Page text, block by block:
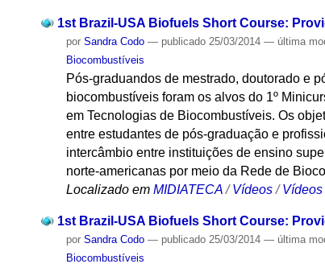
1st Brazil-USA Biofuels Short Course:
porSandra Codo — publicado 25/03/2014— última
Biocombustíveis
Pós-graduandos de mestrado, doutorado e
biocombustíveis foram os alvos do 1º
em Tecnologias de Biocombustíveis. Os
entre estudantes de pós-graduação e
intercâmbio entre instituições de ensino
norte-americanas por meio da Rede de
Localizado em MIDIATECA /Vídeos /
1st Brazil-USA Biofuels Short Course:
porSandra Codo — publicado 25/03/2014— última
Biocombustíveis